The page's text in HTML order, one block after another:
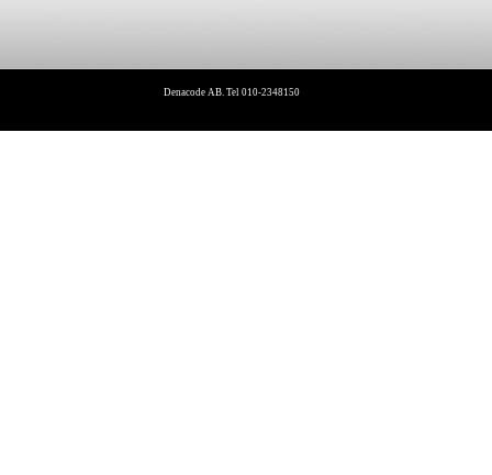
Denacode AB. Tel 010-2348150